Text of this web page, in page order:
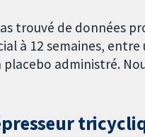
trouvé de données
à 12 semaines,
administré.